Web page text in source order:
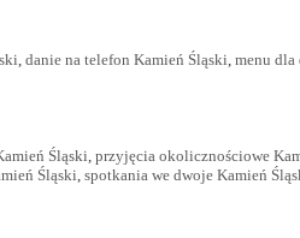
danie na telefon Kamień Śląski menu dla
Śląski przyjęcia okolicznościowe
Śląski spotkania we dwoje Kamień